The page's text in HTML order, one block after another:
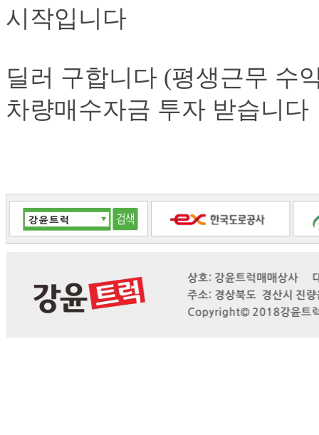
시작입니다
딜러 구합니다 (평생근무 수
차량매수자금 투자 받습니다